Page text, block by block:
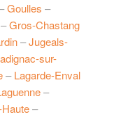
Goulles –
–Gros-Chastang
–Jugeals-
sur-
–Lagarde-Enval
–
–